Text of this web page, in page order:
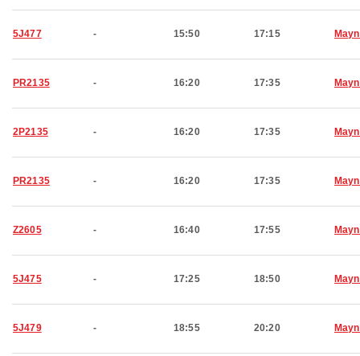
5J477 - 15:50 17:15
PR2135 - 16:20 17:35
2P2135 - 16:20 17:35
PR2135 - 16:20 17:35
Z2605 - 16:40 17:55
5J475 - 17:25 18:50
5J479 - 18:55 20:20